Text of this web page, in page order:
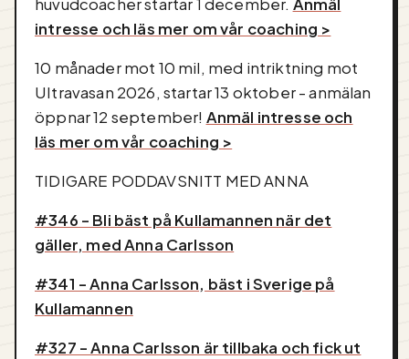
huvudcoacher startar 1 december. Anmäl
intresse och läs mer om vår coaching >
10 månader mot 10 mil, med intriktning mot
UItravasan 2026, startar 13 oktober - anmälan
öppnar 12 september! Anmäl intresse och
läs mer om vår coaching >
TIDIGARE PODDAVSNITT MED ANNA
#346 - Bli bäst på Kullamannen när det
gäller, med Anna Carlsson
#341 - Anna Carlsson, bäst i Sverige på
Kullamannen
#327 - Anna Carlsson är tillbaka och fick ut